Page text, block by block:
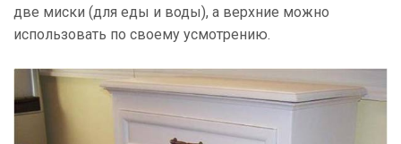
две миски (для еды и воды), а верхние можно
использовать по своему усмотрению.